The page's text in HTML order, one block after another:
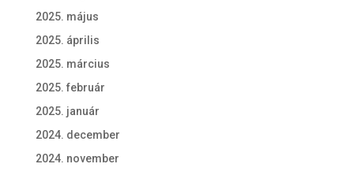
2025. május
2025. április
2025. március
2025. február
2025. január
2024. december
2024. november